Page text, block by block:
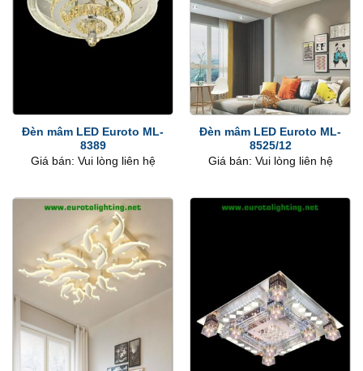
Đèn mâm LED Euroto ML-
8389
Giá bán: Vui lòng liên hệ
Đèn mâm LED Euroto ML-
8525/12
Giá bán: Vui lòng liên hệ